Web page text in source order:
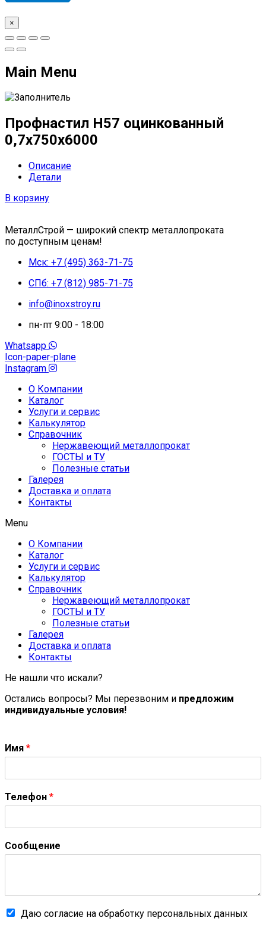
×
Main Menu
Профнастил Н57 оцинкованный
0,7x750x6000
Описание
Детали
В корзину
МеталлСтрой — широкий спектр металлопроката
по доступным ценам!
Мск: +7 (495) 363-71-75
СПб: +7 (812) 985-71-75
info@inoxstroy.ru
пн-пт 9:00 - 18:00
Whatsapp
Icon-paper-plane
Instagram
О Компании
Каталог
Услуги и сервис
Калькулятор
Справочник
Нержавеющий металлопрокат
ГОСТЫ и ТУ
Полезные статьи
Галерея
Доставка и оплата
Контакты
Menu
О Компании
Каталог
Услуги и сервис
Калькулятор
Справочник
Нержавеющий металлопрокат
ГОСТЫ и ТУ
Полезные статьи
Галерея
Доставка и оплата
Контакты
Не нашли что искали?
Остались вопросы? Мы перезвоним и предложим
индивидуальные условия!
Имя *
Телефон *
Сообщение
Даю согласие на обработку персональных данных